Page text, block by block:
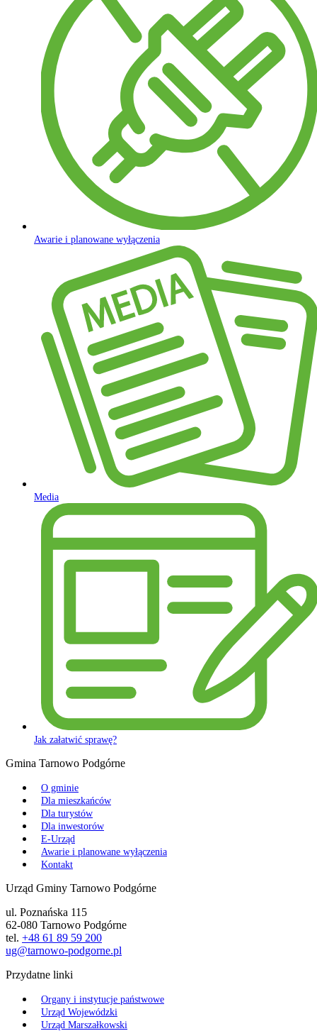
Awarie i planowane wyłączenia
Media
Jak załatwić sprawę?
Gmina Tarnowo Podgórne
O gminie
Dla mieszkańców
Dla turystów
Dla inwestorów
E-Urząd
Awarie i planowane wyłączenia
Kontakt
Urząd Gminy Tarnowo Podgórne
ul. Poznańska 115
62-080 Tarnowo Podgórne
tel. +48 61 89 59 200
ug@tarnowo-podgorne.pl
Przydatne linki
Organy i instytucje państwowe
Urząd Wojewódzki
Urząd Marszałkowski